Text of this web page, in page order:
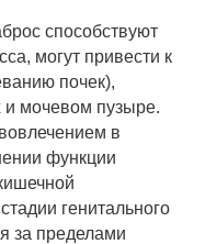
способствуют
могут привести к
почек),
мочевом пузыре.
в
функции
генитального
за пределами